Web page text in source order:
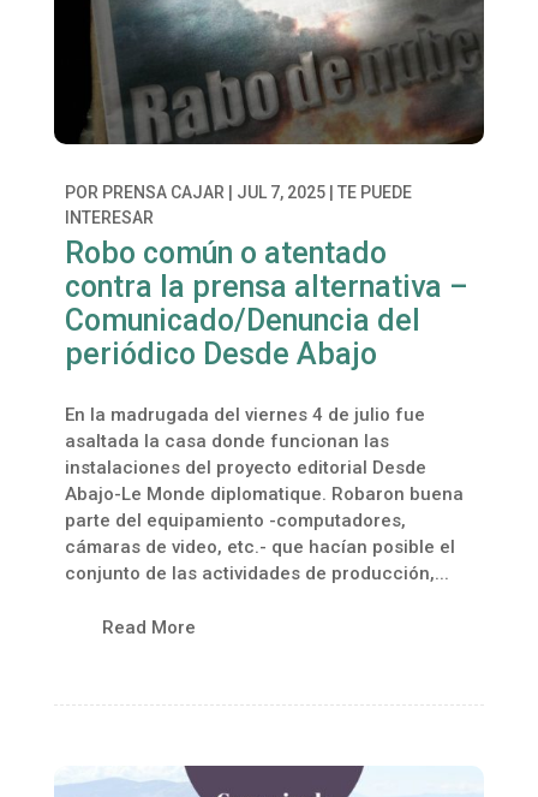
POR PRENSA CAJAR | JUL 7, 2025| TE PUEDE
INTERESAR
Robo común o atentado
contra la prensa alternativa –
Comunicado/Denuncia del
periódico Desde Abajo
En la madrugada del viernes 4 de julio fue
asaltada la casa donde funcionan las
instalaciones del proyecto editorial Desde
Abajo-Le Monde diplomatique. Robaron buena
parte del equipamiento -computadores,
cámaras de video, etc.- que hacían posible el
conjunto de las actividades de producción,...
Read More